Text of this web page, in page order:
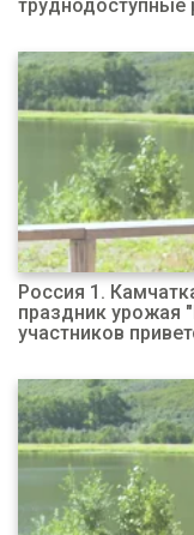
труднодоступные
Россия 1.
праздник урожая
участников